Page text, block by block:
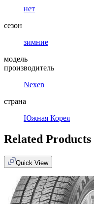
нет
сезон
зимние
модель
производитель
Nexen
страна
Южная Корея
Related Products
Quick View